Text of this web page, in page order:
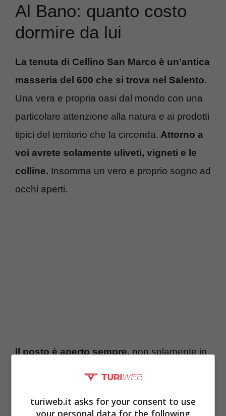
Al Bano: quanto costo
dormire da lui
La tenuta di Cellino San Marco è un’antica
masseria del 600 che si trova nel Salento.
Una vera e propria oasi dal mondo con una
particolare attenzione alla natura e ai prodotti
tipici del territorio che la circonda. Attorno a
voi avrete solamente uliveti, vigneti e le
colline. Insomma un vero e proprio sogno ad
occhi aperti.
Il posto è aperto sempre,non solamente in
vicino, il mitico Al Bano. Ma dove si trova di
turiweb.it asks for your consent to use
your personal data for the following